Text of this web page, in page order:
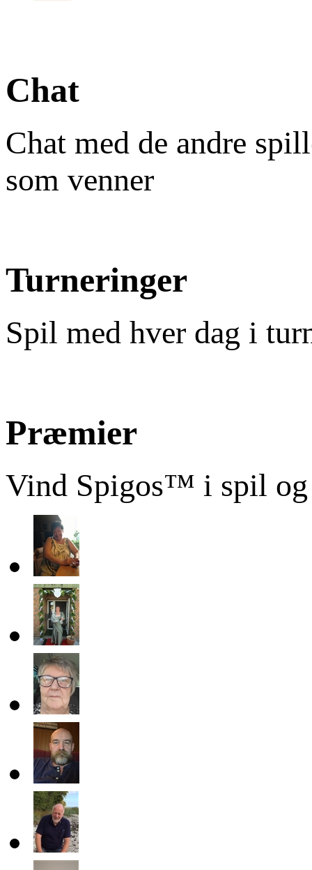
Chat
Chat med de andre
som venner
Turneringer
Spil med hver dag i
Præmier
Vind Spigos™ i spil og